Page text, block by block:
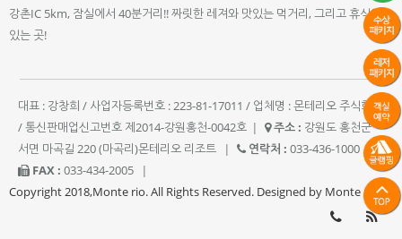
강촌IC 5km, 잠실에서 40분거리!! 짜릿한 레져와 맛있는 먹거리, 그리고 휴식이
있는 곳!
대표 : 강창희 / 사업자등록번호 : 223-81-17011 / 업체명 : 몬테리오 주식회사
/ 통신판매업신고번호 제2014-강원홍천-0042호 | 주소 : 강원도 홍천군
서면 마곡길 220 (마곡리)몬테리오 리조트
| 연락처 : 033-436-1000
|
FAX : 033-434-2005
|
Copyright 2018,Monte rio. All Rights Reserved. Designed by Monte rio.